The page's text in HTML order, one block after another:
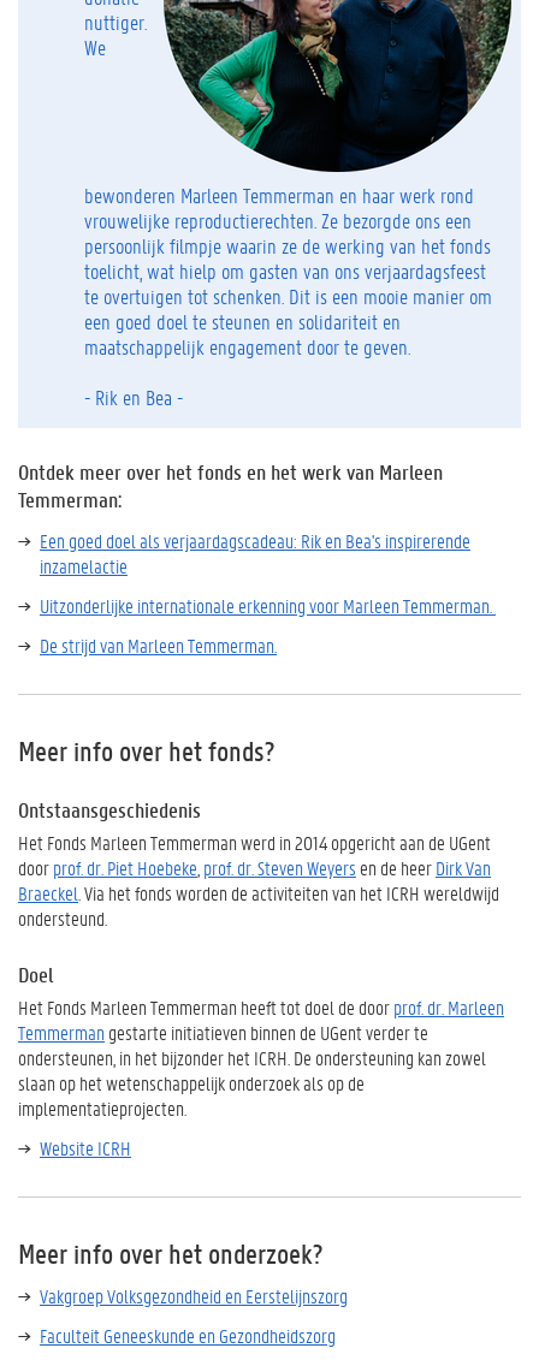
nuttiger.
We
bewonderen Marleen Temmerman en haar werk rond
vrouwelijke reproductierechten. Ze bezorgde ons een
persoonlijk filmpje waarin ze de werking van het fonds
toelicht, wat hielp om gasten van ons verjaardagsfeest
te overtuigen tot schenken. Dit is een mooie manier om
een goed doel te steunen en solidariteit en
maatschappelijk engagement door te geven.
- Rik en Bea -
Ontdek meer over het fonds en het werk van Marleen
Temmerman:
Een goed doel als verjaardagscadeau: Rik en Bea's inspirerende
inzamelactie
Uitzonderlijke internationale erkenning voor Marleen Temmerman.
De strijd van Marleen Temmerman.
Meer info over het fonds?
Ontstaansgeschiedenis
Het Fonds Marleen Temmerman werd in 2014 opgericht aan de UGent
doorprof. dr. Piet Hoebeke prof. dr. Steven Weyers en de heerDirk Van
Braeckel . Via het fonds worden de activiteiten van het ICRH wereldwijd
ondersteund.
Doel
Het Fonds Marleen Temmerman heeft tot doel de doorprof. dr. Marleen
Temmerman gestarte initiatieven binnen de UGent verder te
ondersteunen, in het bijzonder het ICRH. De ondersteuning kan zowel
slaan op het wetenschappelijk onderzoek als op de
implementatieprojecten.
Website ICRH
Meer info over het onderzoek?
Vakgroep Volksgezondheid en Eerstelijnszorg
Faculteit Geneeskunde en Gezondheidszorg